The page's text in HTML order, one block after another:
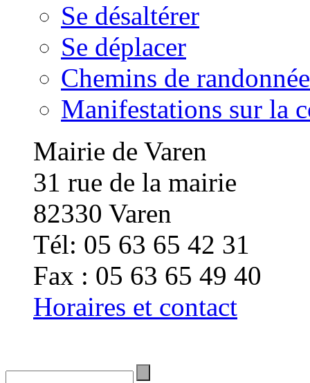
Se désaltérer
Se déplacer
Chemins de randonnée
Manifestations sur la
Mairie de Varen
31 rue de la mairie
82330 Varen
Tél: 05 63 65 42 31
Fax : 05 63 65 49 40
Horaires et contact